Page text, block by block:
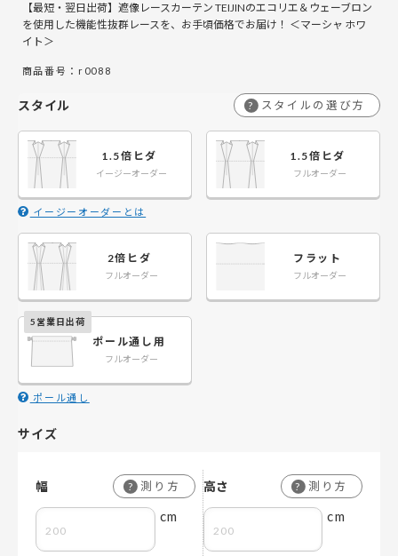
141～200 ￥8,100 ￥16,200 ￥24,300 ￥32,400
201～260 ￥9,900
141～200 ￥5,400 ￥10,800 ￥16,200 ￥21,600
201～260 ￥6,600
【最短・翌日出荷】遮像レースカーテン TEIJINのエコリエ＆ウェーブロン
を使用した機能性抜群レースを、お手頃価格でお届け！ ＜マーシャ ホワ
イト＞
商品番号：r0088
スタイル ? スタイルの選び方
1.5倍ヒダ
イージーオーダー
イージーオーダーとは
1.5倍ヒダ
フルオーダー
2倍ヒダ
フルオーダー
フラット
フルオーダー
ポール通し用
フルオーダー
ポール通し
サイズ
幅 ? 測り方
cm
高さ ? 測り方
cm